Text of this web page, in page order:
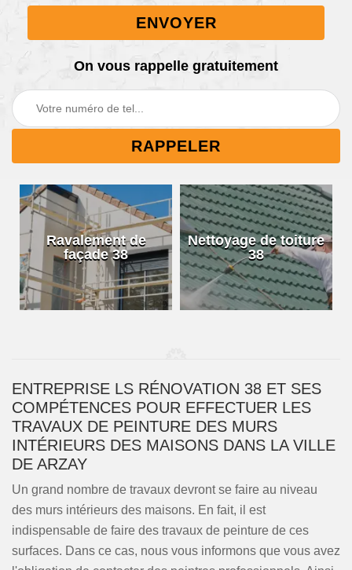
On vous rappelle gratuitement
Ravalement de
façade 38
Nettoyage de toiture
38
ENTREPRISE LS RÉNOVATION 38 ET SES
COMPÉTENCES POUR EFFECTUER LES
TRAVAUX DE PEINTURE DES MURS
INTÉRIEURS DES MAISONS DANS LA VILLE
DE ARZAY
Un grand nombre de travaux devront se faire au niveau
des murs intérieurs des maisons. En fait, il est
indispensable de faire des travaux de peinture de ces
surfaces. Dans ce cas, nous vous informons que vous avez